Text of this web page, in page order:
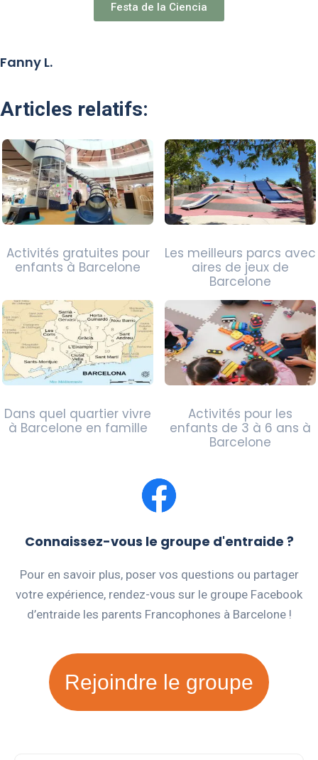
Festa de la Ciencia
Fanny L.
Articles relatifs:
Activités gratuites pour
enfants à Barcelone
Les meilleurs parcs avec
aires de jeux de
Barcelone
Dans quel quartier vivre
à Barcelone en famille
Activités pour les
enfants de 3 à 6 ans à
Barcelone
Connaissez-vous le groupe d'entraide ?
Pour en savoir plus, poser vos questions ou partager
votre expérience, rendez-vous sur le groupe Facebook
d’entraide les parents Francophones à Barcelone !
Rejoindre le groupe